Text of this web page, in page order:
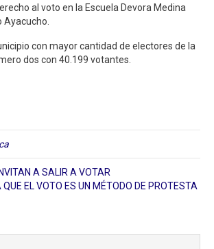
al voto en la Escuela Devora Medina
Ayacucho.
con mayor cantidad de electores de la
dos con 40.199 votantes.
A SALIR A VOTAR
EL VOTO ES UN MÉTODO DE PROTESTA